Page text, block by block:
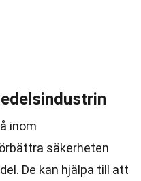
inom
säkerheten
De kan hjälpa till att